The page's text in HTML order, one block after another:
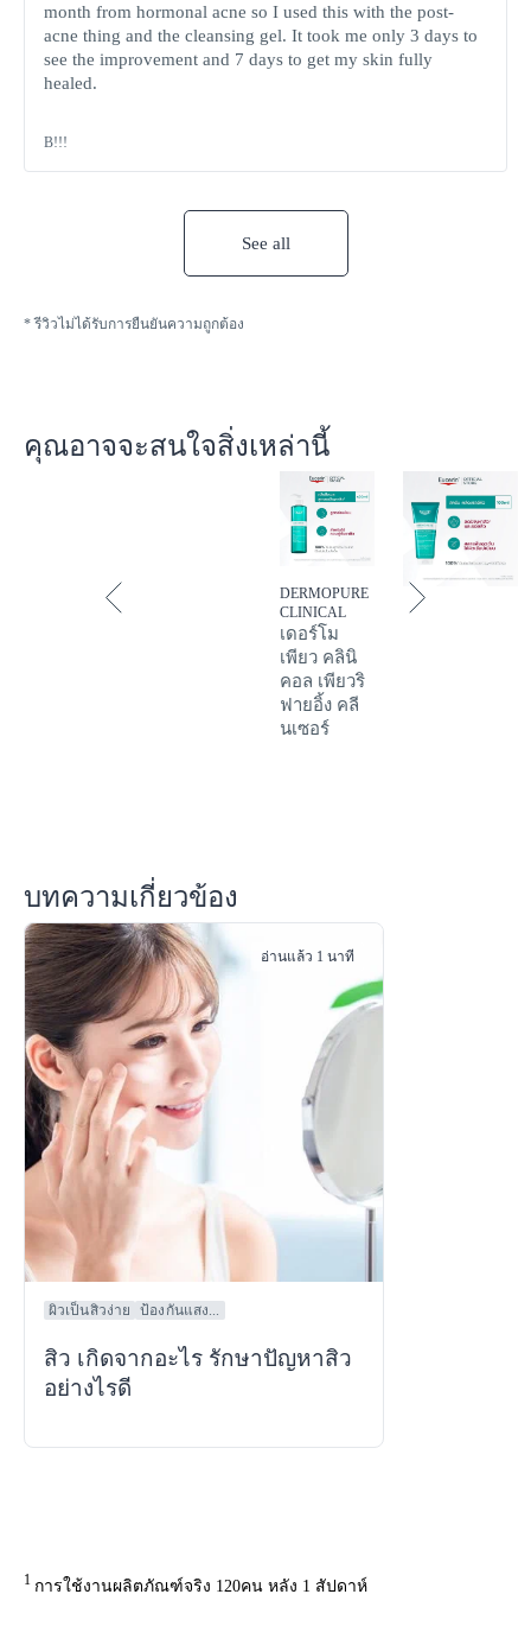
month from hormonal acne so I used this with the post-
acne thing and the cleansing gel. It took me only 3 days to
see the improvement and 7 days to get my skin fully
healed.
B!!!
See all
* รีวิวไม่ได้รับการยืนยันความถูกต้อง
คุณอาจจะสนใจสิ่งเหล่านี้
DERMOPURE
CLINICAL
เดอร์โม
เพียว คลินิ
คอล เพียวริ
ฟายอิ้ง คลี
นเซอร์
บทความเกี่ยวข้อง
ผิวเป็นสิวง่าย ป้องกันแสง...
สิว เกิดจากอะไร รักษาปัญหาสิว
อย่างไรดี
อ่านแล้ว 1 นาที
1 การใช้งานผลิตภัณฑ์จริง 120คน หลัง 1 สัปดาห์